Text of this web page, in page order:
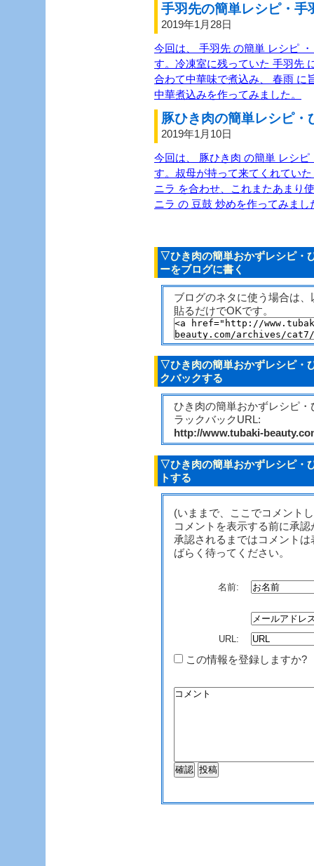
手羽先の簡単レシピ・手
2019年1月28日
今回は、 手羽先 の簡単 レシピ
す。冷凍室に残っていた 手羽先
合わて中華味で煮込み、 春雨 に
中華煮込みを作ってみました。
豚ひき肉の簡単レシピ
2019年1月10日
今回は、 豚ひき肉 の簡単 レシ
す。叔母が持って来てくれてい
ニラ を合わせ、これまたあまり
ニラ の 豆鼓 炒めを作ってみまし
▽ひき肉の簡単おかずレシピ・
ーをブログに書く
ブログのネタに使う場合は
貼るだけでOKです。
▽ひき肉の簡単おかずレシピ・
クバックする
ひき肉の簡単おかずレシピ
ラックバックURL:
http://www.tubaki-
▽ひき肉の簡単おかずレシピ・
トする
(いままで、ここでコメント
コメントを表示する前に承
承認されるまではコメント
ばらく待ってください。
名前:
URL:
この情報を登録しますか?